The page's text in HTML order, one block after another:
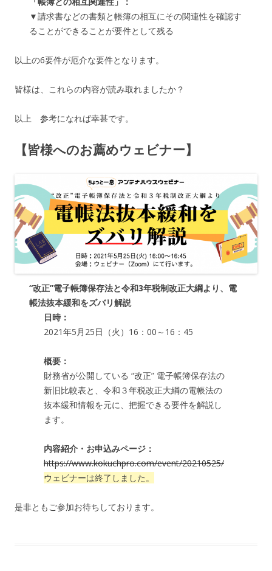
▼請求書などの書類と帳簿の相互にその関連性を確認す
ることができることが要件として残る
以上の6要件が厄介な要件となります。
皆様は、これらの内容が読み取れましたか？
以上 参考になれば幸甚です。
【皆様へのお薦めウェビナー】
“改正”電子帳簿保存法と令和3年税制改正大綱より、電
帳法抜本緩和をズバリ解説
日時：
2021年5月25日（火）16：00～16：45
概要：
財務省が公開している “改正” 電子帳簿保存法の
新旧比較表と、令和３年税改正大綱の電帳法の
抜本緩和情報を元に、把握できる要件を解説し
ます。
内容紹介・お申込みページ：
https://www.kokuchpro.com/event/20210525/
ウェビナーは終了しました。
是非ともご参加お待ちしております。